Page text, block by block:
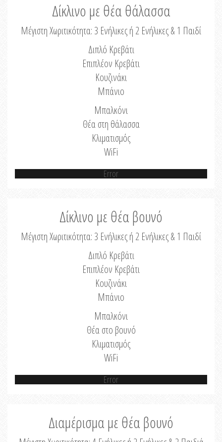
Δίκλινο με θέα θάλασσα
Μέγιστη Χωριτικότητα: 3 Ενήλικες ή 2 Ενήλικες & 1 Παιδί
Διπλό Κρεβάτι
Επιπλέον Κρεβάτι
Κουζινάκι
Μπάνιο
Μπαλκόνι
Θέα στη θάλασσα
Κλιματισμός
WiFi
Error
Δίκλινο με θέα βουνό
Μέγιστη Χωριτικότητα: 3 Ενήλικες ή 2 Ενήλικες & 1 Παιδί
Διπλό Κρεβάτι
Επιπλέον Κρεβάτι
Κουζινάκι
Μπάνιο
Μπαλκόνι
Θέα στο βουνό
Κλιματισμός
WiFi
Error
Διαμέρισμα με θέα βουνό